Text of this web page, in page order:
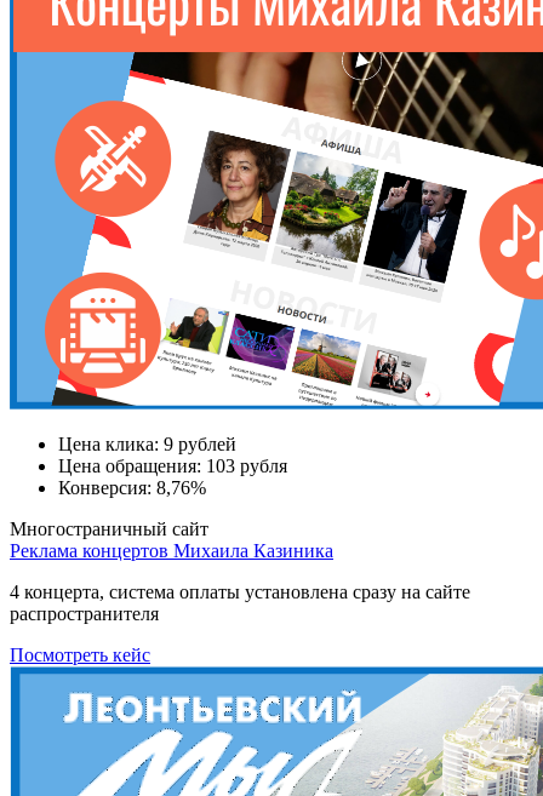
Цена клика: 9 рублей
Цена обращения: 103 рубля
Конверсия: 8,76%
Многостраничный сайт
Реклама концертов Михаила Казиника
4 концерта, система оплаты установлена сразу на сайте
распространителя
Посмотреть кейс